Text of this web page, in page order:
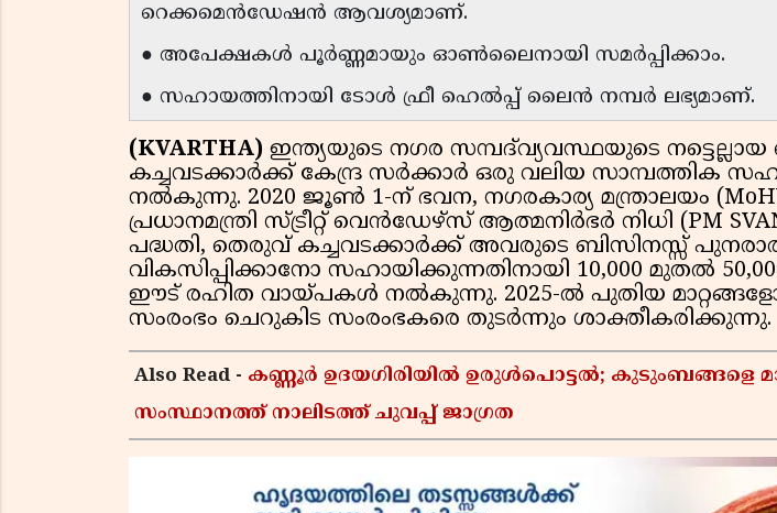
റെക്കമെൻഡേഷൻ ആവശ്യമാണ്.
● അപേക്ഷകൾ പൂർണ്ണമായും ഓൺലൈനായി സമർപ്പിക്കാം.
● സഹായത്തിനായി ടോൾ ഫ്രീ ഹെൽപ്പ് ലൈൻ നമ്പർ ലഭ്യമാണ്.
(KVARTHA) ഇന്ത്യയുടെ നഗര സമ്പദ്‌വ്യവസ്ഥയുടെ
കച്ചവടക്കാർക്ക് കേന്ദ്ര സർക്കാർ ഒരു വലിയ സാമ്പത്തിക
നൽകുന്നു. 2020 ജൂൺ 1-ന് ഭവന, നഗരകാര്യ മന്ത്രാലയം
പ്രധാനമന്ത്രി സ്ട്രീറ്റ് വെൻഡേഴ്സ് ആത്മനിർഭർ നിധി (PM
പദ്ധതി, തെരുവ് കച്ചവടക്കാർക്ക് അവരുടെ ബിസിനസ്സ്
വികസിപ്പിക്കാനോ സഹായിക്കുന്നതിനായി 10,000 മുതൽ
ഈട് രഹിത വായ്പകൾ നൽകുന്നു. 2025-ൽ പുതിയ
സംരംഭം ചെറുകിട സംരംഭകരെ തുടർന്നും ശാക്തീകരിക്കുന്നു.
Also Read - കണ്ണൂർ ഉദയഗിരിയിൽ ഉരുൾപൊട്ടൽ; കുടുംബങ്ങളെ
സംസ്ഥാനത്ത് നാലിടത്ത് ചുവപ്പ് ജാഗ്രത